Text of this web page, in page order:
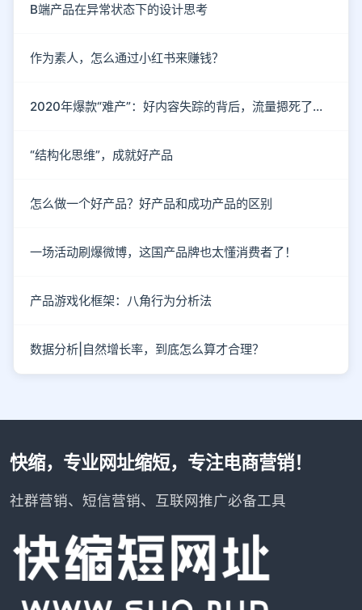
B端产品在异常状态下的设计思考
作为素人，怎么通过小红书来赚钱？
2020年爆款“难产”：好内容失踪的背后，流量摁死了内容
“结构化思维”，成就好产品
怎么做一个好产品？好产品和成功产品的区别
一场活动刷爆微博，这国产品牌也太懂消费者了！
产品游戏化框架：八角行为分析法
数据分析|自然增长率，到底怎么算才合理？
快缩，专业网址缩短，专注电商营销！
社群营销、短信营销、互联网推广必备工具